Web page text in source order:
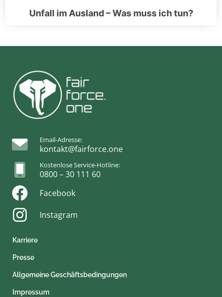
Unfall im Ausland – Was muss ich tun?
Email-Adresse:
kontakt@fairforce.one
Kostenlose Service-Hotline:
0800 – 30 111 60
Facebook
Instagram
Karriere
Presse
Allgemeine Geschäftsbedingungen
Impressum